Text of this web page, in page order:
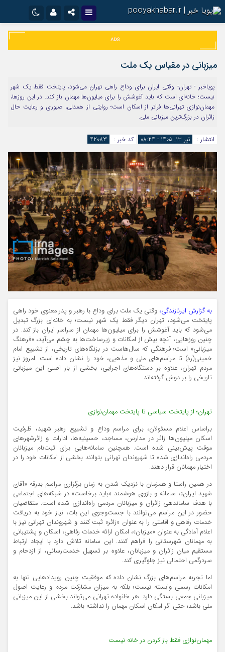
اینستاگرام
تلگرام
سروش
ایتا
نام کاربری یا نشانی ایمیل
رمز عبور
مرا به خاطر بسپار
میزبانی در مقیاس یک ملت
پویاخبر - تهران- وقتی ایران برای وداع راهی تهران می‌شود، پایتخت فقط یک شهر
نیست؛ خانه‌ای است که باید آغوشش را برای میلیون‌ها مهمان باز کند. در این روزها،
مهمان‌نوازی تهرانی‌ها فراتر از اسکان است؛ روایتی از همدلی، صبوری و رعایت حال
زائران در بزرگ‌ترین میزبانی ملی.
انتشار : تیر ۱۳, ۱۴۰۵ - 08:24 کد خبر : 42083
به گزارش ایرنازندگی، وقتی یک ملت برای وداع با رهبر و پدر معنوی خود راهی
پایتخت می‌شود، تهران دیگر فقط یک شهر نیست؛ به خانه‌ای بزرگ تبدیل
می‌شود که باید آغوشش را برای میلیون‌ها مهمان از سراسر ایران باز کند. در
چنین روزهایی، آنچه بیش از امکانات و زیرساخت‌ها به چشم می‌آید، «فرهنگ
میزبانی» است؛ فرهنگی که سال‌هاست در بزنگاه‌های تاریخی، از تشییع امام
خمینی(ره) تا مراسم‌های ملی و مذهبی، خود را نشان داده است. امروز نیز
مردم تهران، علاوه بر دستگاه‌های اجرایی، بخشی از بار اصلی این میزبانی
تاریخی را بر دوش گرفته‌اند.
تهران؛ از پایتخت سیاسی تا پایتخت مهمان‌نوازی
براساس اعلام مسئولان، برای مراسم وداع و تشییع رهبر شهید، ظرفیت
اسکان میلیون‌ها زائر در مدارس، مساجد، حسینیه‌ها، ادارات و زائرشهرهای
موقت پیش‌بینی شده است. همچنین سامانه‌هایی برای ثبت‌نام میزبانان
مردمی راه‌اندازی شده تا شهروندان تهرانی بتوانند بخشی از امکانات خود را در
اختیار مهمانان قرار دهند.
در همین راستا و همزمان با نزدیک شدن به زمان برگزاری مراسم بدرقه «آقای
شهید ایران»، سامانه و بازوی هوشمند «باید برخاست» در شبکه‌های اجتماعی
با هدف ساماندهی زائران و میزبانان مردمی راه‌اندازی شده است. متقاضیان
حضور در این مراسم می‌توانند با جست‌وجوی این بات، نیاز خود به دریافت
خدمات رفاهی و اقامتی را به عنوان «زائر» ثبت کنند و شهروندان تهرانی نیز با
اعلام آمادگی به عنوان «میزبان»، امکان ارائه خدمات رفاهی، اسکان و پشتیبانی
به مهمانان شهرستانی را فراهم کنند. این سامانه تلاش دارد با ایجاد ارتباط
مستقیم میان زائران و میزبانان، علاوه بر تسهیل خدمت‌رسانی، از ازدحام و
سردرگمی احتمالی نیز جلوگیری کند.
اما تجربه مراسم‌های بزرگ نشان داده که موفقیت چنین رویدادهایی تنها به
امکانات رسمی وابسته نیست؛ بلکه به میزان مشارکت مردم و رعایت اصول
میزبانی جمعی بستگی دارد. هر خانواده تهرانی می‌تواند بخشی از این میزبانی
ملی باشد؛ حتی اگر امکان اسکان مهمان را نداشته باشد.
مهمان‌نوازی فقط باز کردن در خانه نیست